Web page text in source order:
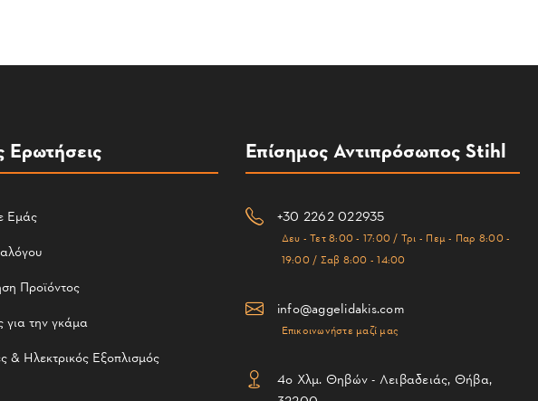
Ερωτήσεις
Εμάς
Προϊόντος
για την γκάμα
& Ηλεκτρικός Εξοπλισμός
Επίσημος Αντιπρόσωπος Stihl
+30 2262 022935
Δευ - Τετ 8:00 - 17:00 / Τρι - Πεμ - Παρ 8:00 -
19:00 / Σαβ 8:00 - 14:00
info@aggelidakis.com
Επικοινωνήστε μαζί μας
4ο Χλμ. Θηβών - Λειβαδειάς, Θήβα,